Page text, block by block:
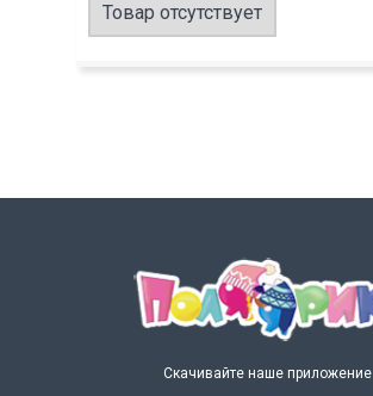
Товар отсутствует
Скачивайте наше приложение